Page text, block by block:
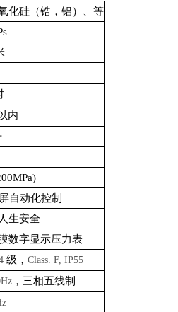
化硅（锆，铝）、等
内
自动化控制
生安全
数字显示压力表
级，Class. F, IP55
，三相五线制